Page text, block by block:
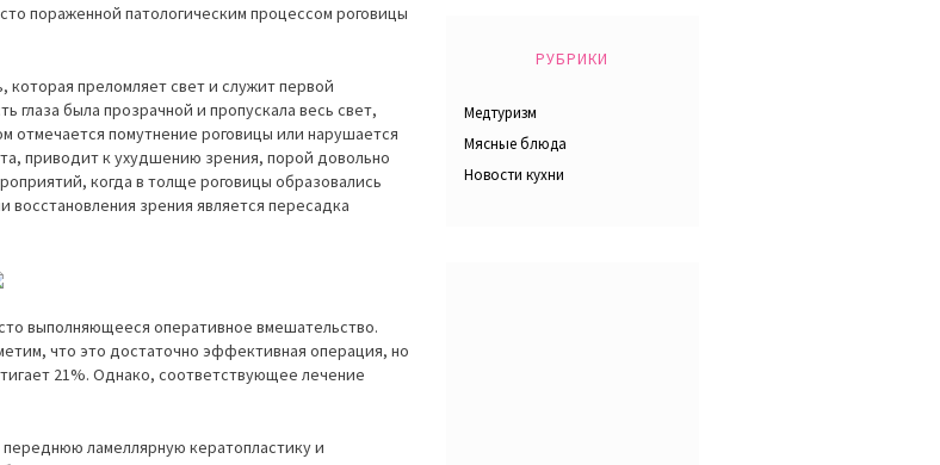
пораженной патологическим процессом роговицы
которая преломляет свет и служит первой
глаза была прозрачной и пропускала весь свет,
отмечается помутнение роговицы или нарушается
приводит к ухудшению зрения, порой довольно
когда в толще роговицы образовались
зрения является пересадка
выполняющееся оперативное вмешательство.
что это достаточно эффективная операция, но
21%. Однако, соответствующее лечение
ламеллярную кератопластику и
РУБРИКИ
Медтуризм
Мясные блюда
Новости кухни